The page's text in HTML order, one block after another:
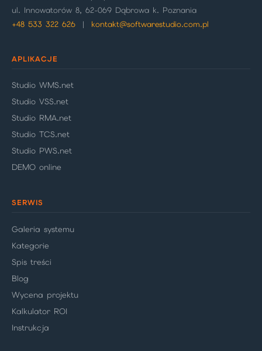
ul. Innowatorów 8, 62-069 Dąbrowa k. Poznania
+48 533 322 626 | kontakt@softwarestudio.com.pl
APLIKACJE
Studio WMS.net
Studio VSS.net
Studio RMA.net
Studio TCS.net
Studio PWS.net
DEMO online
SERWIS
Galeria systemu
Kategorie
Spis treści
Blog
Wycena projektu
Kalkulator ROI
Instrukcja